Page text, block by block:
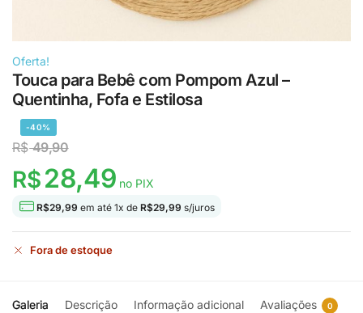
Oferta!
Touca para Bebê com Pompom Azul –
Quentinha, Fofa e Estilosa
-40%
R$49,90
R$28,49 no PIX
R$29,99 em até 1x de R$29,99 s/juros
Fora de estoque
Galeria Descrição Informação adicional Avaliações 0